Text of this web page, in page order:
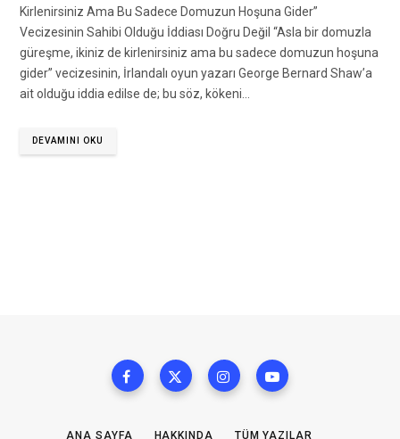
Kirlenirsiniz Ama Bu Sadece Domuzun Hoşuna Gider”
Vecizesinin Sahibi Olduğu İddiası Doğru Değil “Asla bir domuzla
güreşme, ikiniz de kirlenirsiniz ama bu sadece domuzun hoşuna
gider” vecizesinin, İrlandalı oyun yazarı George Bernard Shaw’a
ait olduğu iddia edilse de; bu söz, kökeni…
DEVAMINI OKU
ANA SAYFA HAKKINDA TÜM YAZILAR